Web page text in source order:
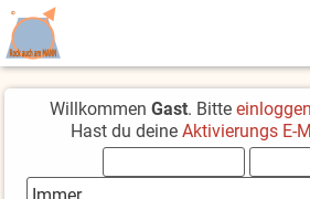
Willkommen Gast. Bitte einloggen
Hast du deine Aktivierungs E-